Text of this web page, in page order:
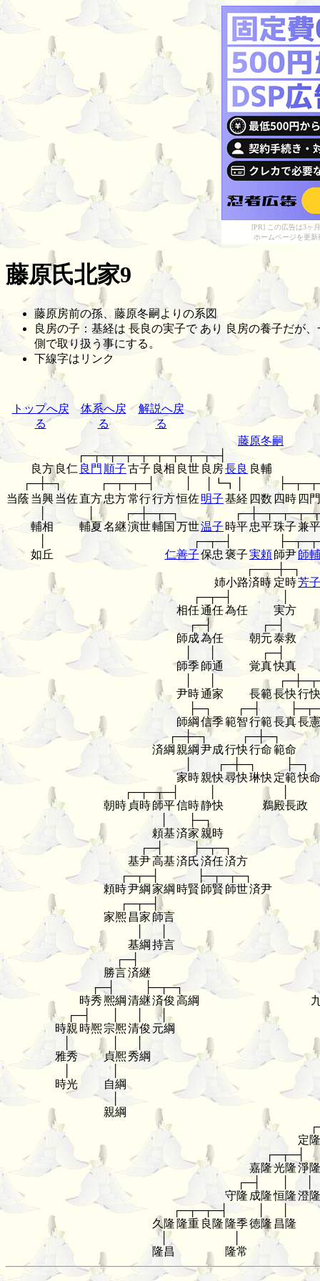
[PR] この広告は3ヶ
ホームページを更
藤原氏北家9
藤原房前の孫、藤原冬嗣よりの系図
良房の子：基経は 長良の実子で あり 良房の養子だが
側で取り扱う事にする。
下線字はリンク
トップへ戻
る
体系へ戻
る
解説へ戻
る
藤原冬嗣
┌─┬─┬─┬─┬─┬─┬─┬─┬─┤
良方 良仁 良門 順子古子 良相 良世 良房長良 良輔
┌─┼─┐
┌─┬─┬─┤ │┗┓│
当蔭 当興当佐直方忠方常行行方恒佐明子基経 四数 四時 四門
┌─┼─┬─┐
輔相
輔夏名継演世輔国 万世温子 時平忠平珠子兼平
┌─┬─┤
如丘
仁善子保忠 褒子実頼師尹師輔
┌───┼─┐
姉小路済時 定時芳子
┌─┬─┤
相任通任為任
実方
┌─┤
┌─┤
師成為任 朝元泰救
┌─┤
師季師通 覚真快真
尹時通家 長範長快行快
├─┐
┌─┤
師綱 信季範智行範長真長憲
┌─┼─┐
┌─┼─┐
済綱 親綱尹成行快行命範命
┌─┼─┐
├─┐
家時親快尋快琳快定範快命
┌─┬─┬─┤
朝時 貞時師平信時静快
鵜殿長政
├─┐
頼基済家 親時
┌─┤
├─┬─┐
基尹高基済氏済任済方
┌─┬─┤
├─┬─┬─┐
頼時尹綱 家綱 時賢 師賢 師世済尹
┌─┬─┤
家熈 昌家 師言
基綱 持言
┌─┤
勝言済継
┌─┤
├─┬─┐
時秀熈綱 清継済俊高綱
┌─┤
│
時親 時熈宗熈清俊元綱
雅秀
貞熈秀綱
時光
自綱
親綱
定隆
┌─┬─┤
嘉隆光隆淨隆
┌─┤
守隆 成隆恒隆澄隆
┌─┬─┬─┤
久隆 隆重 良隆 隆季徳隆 昌隆
│
隆昌
隆常